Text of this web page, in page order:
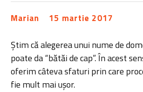
Marian 15 martie 2017
Știm că alegerea unui nume de
poate da “bătăi de cap”. În acest
oferim câteva sfaturi prin care
fie mult mai ușor.